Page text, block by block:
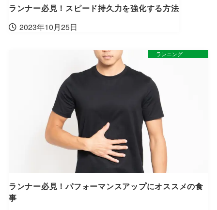
ランナー必見！スピード持久力を強化する方法
2023年10月25日
ランナー必見！パフォーマンスアップにオススメの食
事
ランニング